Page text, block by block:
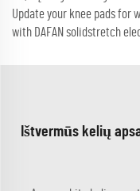
Update your knee pads for
with DAFAN solidstretch
Ištvermūs kelių